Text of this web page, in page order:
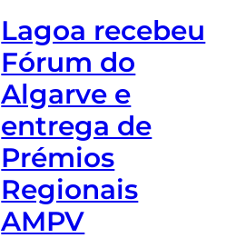
Lagoa recebeu
Fórum do
Algarve e
entrega de
Prémios
Regionais
AMPV